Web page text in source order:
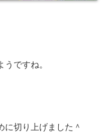
ですね。
に切り上げました＾